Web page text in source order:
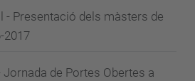
- Presentació dels màsters de
2017
de Portes Obertes a